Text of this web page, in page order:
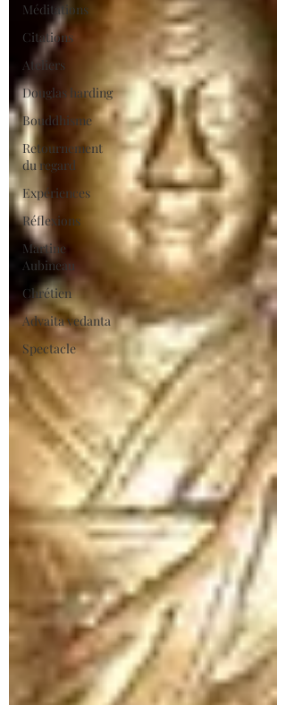
Méditations
Citations
Ateliers
Douglas harding
Bouddhisme
Retournement
du regard
Expériences
Réflexions
Martine
Aubineau
Chrétien
Advaita vedanta
Spectacle